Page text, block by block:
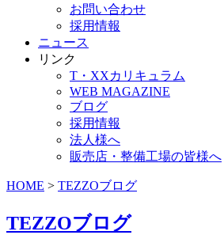
お問い合わせ
採用情報
ニュース
リンク
T・XXカリキュラム
WEB MAGAZINE
ブログ
採用情報
法人様へ
販売店・整備工場の皆様へ
HOME > TEZZOブログ
TEZZOブログ